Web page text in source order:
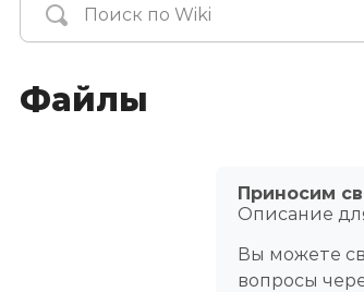
Файлы
Приносим
Описание
Вы можете
вопросы